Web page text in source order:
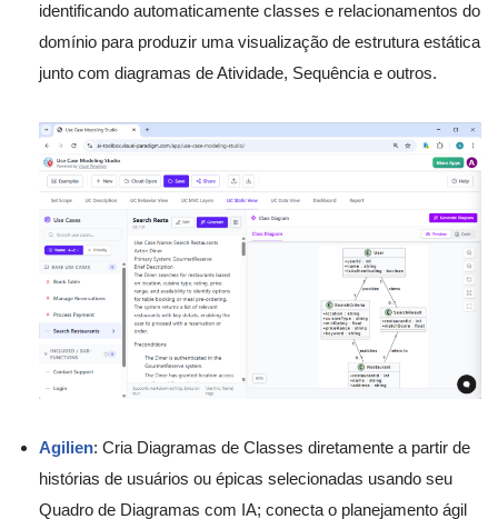
identificando automaticamente classes e relacionamentos do
domínio para produzir uma visualização de estrutura estática
junto com diagramas de Atividade, Sequência e outros.
Agilien: Cria Diagramas de Classes diretamente a partir de
histórias de usuários ou épicas selecionadas usando seu
Quadro de Diagramas com IA; conecta o planejamento ágil